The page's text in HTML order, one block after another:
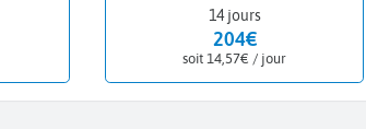
14 jours
204€
soit 14,57€ / jour